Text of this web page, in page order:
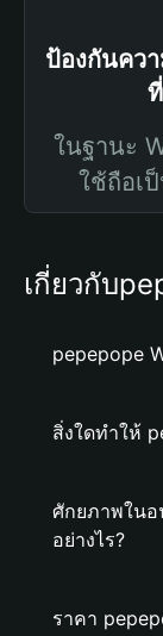
ป้องกันคว
ในฐานะ
ใช้ถือเ
เกี่ยวกับ
pepepope
สิ่งใดทำให้
ศักยภาพในอ
อย่างไร?
ราคา